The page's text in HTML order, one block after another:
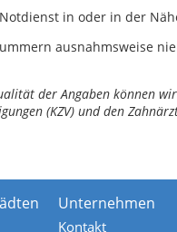
in oder in der
ausnahmsweise
der Angaben können
(KZV) und den
Unternehmen
Kontakt